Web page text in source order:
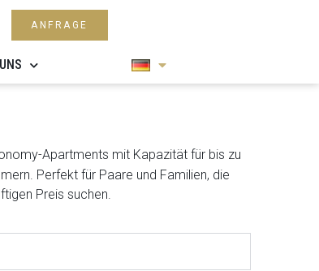
ANFRAGE
Apartments mit Kapazität für bis zu
Perfekt für Paare und Familien, die
Preis suchen.